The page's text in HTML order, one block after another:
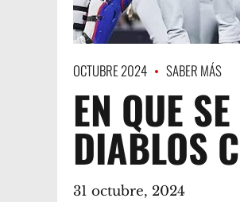
OCTUBRE 2024 SABER MÁS
EN QUE
DIABLOS
31 octubre, 2024